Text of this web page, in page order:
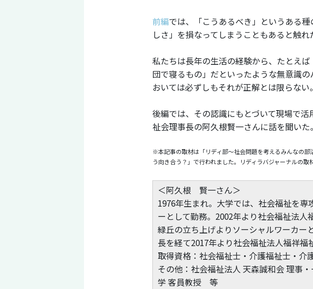
前編では、「こうあるべき」というある
しさ」を損なってしまうこともあると触れ
私たちは長年の生活の経験から、たとえ
団で寝るもの」だといったような無意識
おいては必ずしもそれが正解とは限らない。
後編では、その認識にもとづいて現場で
祉会理事長の阿久根賢一さんに話を聞いた。
※本記事の取材は「リディ部〜社会問題を考えるみんなの
う向き合う？」で行われました。リディラバジャーナルの取
＜阿久根 賢一さん＞
1976年生まれ。大学では、社会福祉を
ーとして勤務。2002年より社会福祉法
緑丘の立ち上げよりソーシャルワーカー
長を経て2017年より社会福祉法人福祥福
取得資格：社会福祉士・介護福祉士・介
その他：社会福祉法人 天森誠和会 理事
学 客員教授 等